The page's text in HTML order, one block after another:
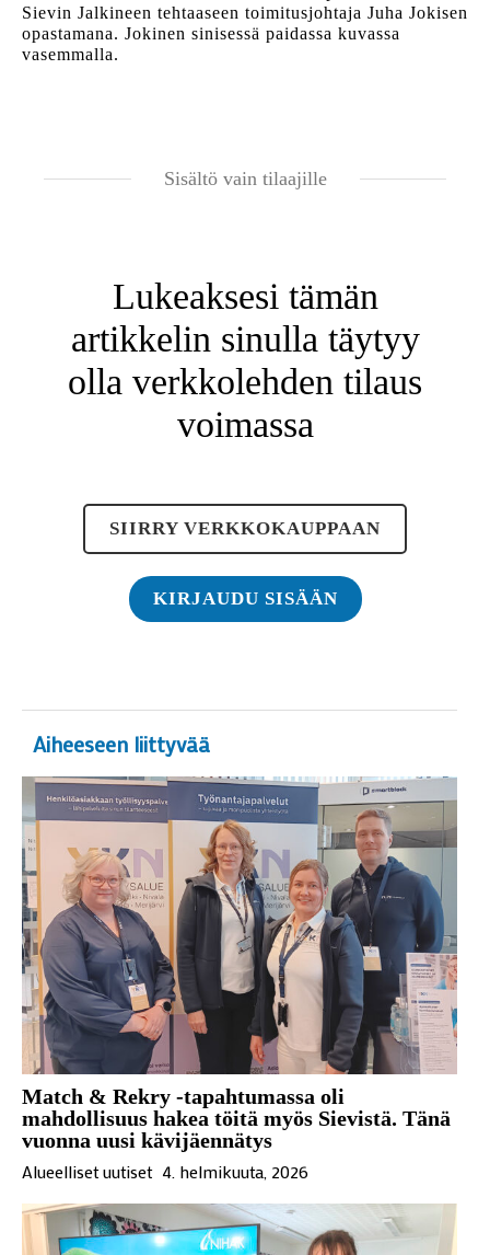
Sievin Jalkineen tehtaaseen toimitusjohtaja Juha Jokisen
opastamana. Jokinen sinisessä paidassa kuvassa
vasemmalla.
Sisältö vain tilaajille
Lukeaksesi tämän
artikkelin sinulla täytyy
olla verkkolehden tilaus
voimassa
SIIRRY VERKKOKAUPPAAN
KIRJAUDU SISÄÄN
Aiheeseen liittyvää
Match & Rekry -tapahtumassa oli
mahdollisuus hakea töitä myös Sievistä. Tänä
vuonna uusi kävijäennätys
Alueelliset uutiset 4. helmikuuta, 2026